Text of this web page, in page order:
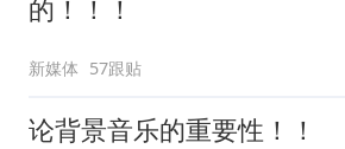
的！！！
新媒体 57跟贴
论背景音乐的重要性！！